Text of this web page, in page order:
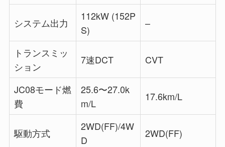
システム出力
112kW (152P
S)
–
トランスミッ
ション
7速DCT CVT
JC08モード燃
費
25.6〜27.0k
m/L
17.6km/L
駆動方式
2WD(FF)/4W
D
2WD(FF)